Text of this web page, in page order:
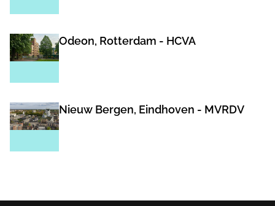
Odeon, Rotterdam - HCVA
Nieuw Bergen, Eindhoven - MVRDV